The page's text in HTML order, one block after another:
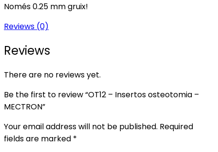
Només 0.25 mm gruix!
Reviews (0)
Reviews
There are no reviews yet.
Be the first to review “OT12 – Insertos osteotomia –
MECTRON”
Your email address will not be published. Required
fields are marked *